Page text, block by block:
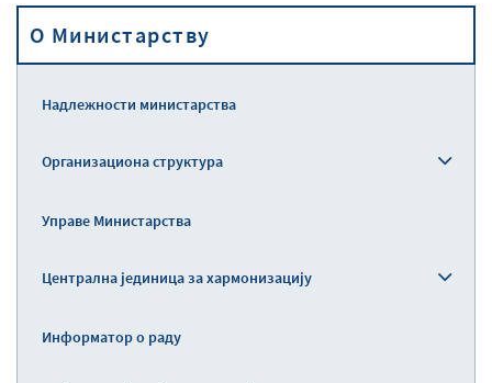
Прописи
O Министарству
Надлежности министарства
Организациона структура
Управе Министарства
Централна јединица за хармонизацију
Информатор о раду